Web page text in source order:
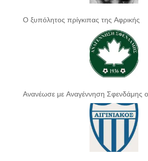
Ο ξυπόλητος πρίγκιπας της Αφρικής
Ανανέωσε με Αναγέννηση Σφενδάμης